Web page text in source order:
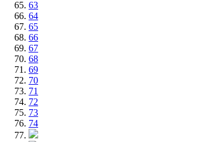
63
64
65
66
67
68
69
70
71
72
73
74